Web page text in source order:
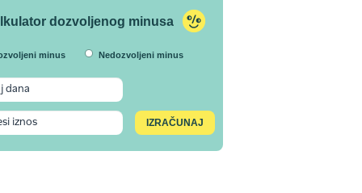
dozvoljenog minusa
minus Nedozvoljeni minus